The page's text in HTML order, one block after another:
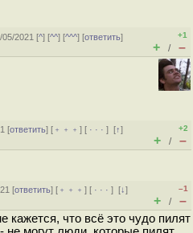
05/2021 [^] [^^] [^^^] [ответить]
+1
+ / –
[ответить] [ ﹢﹢﹢] [ · · ·][↑]
+2
+ / –
[ответить] [ ﹢﹢﹢] [ · · ·][↓]
–1
+ / –
кажется, что всё это чудо пилят